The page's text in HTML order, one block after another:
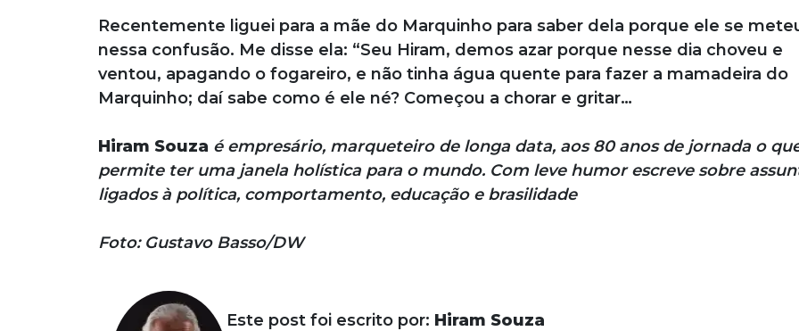
Recentemente liguei para a mãe do Marquinho para saber dela porque ele se
nessa confusão. Me disse ela: “Seu Hiram, demos azar porque nesse dia choveu e
ventou, apagando o fogareiro, e não tinha água quente para fazer a mamadeira do
Marquinho; daí sabe como é ele né? Começou a chorar e gritar…
Hiram Souza é empresário, marqueteiro de longa data, aos 80 anos de jornada o
permite ter uma janela holística para o mundo. Com leve humor escreve sobre
ligados à política, comportamento, educação e brasilidade
Foto: Gustavo Basso/DW
Este post foi escrito por: Hiram Souza